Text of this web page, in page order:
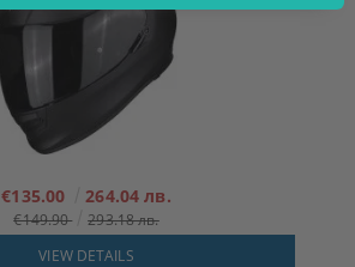
€135.00 264.04 лв.
€149.90
293.18 лв.
VIEW DETAILS